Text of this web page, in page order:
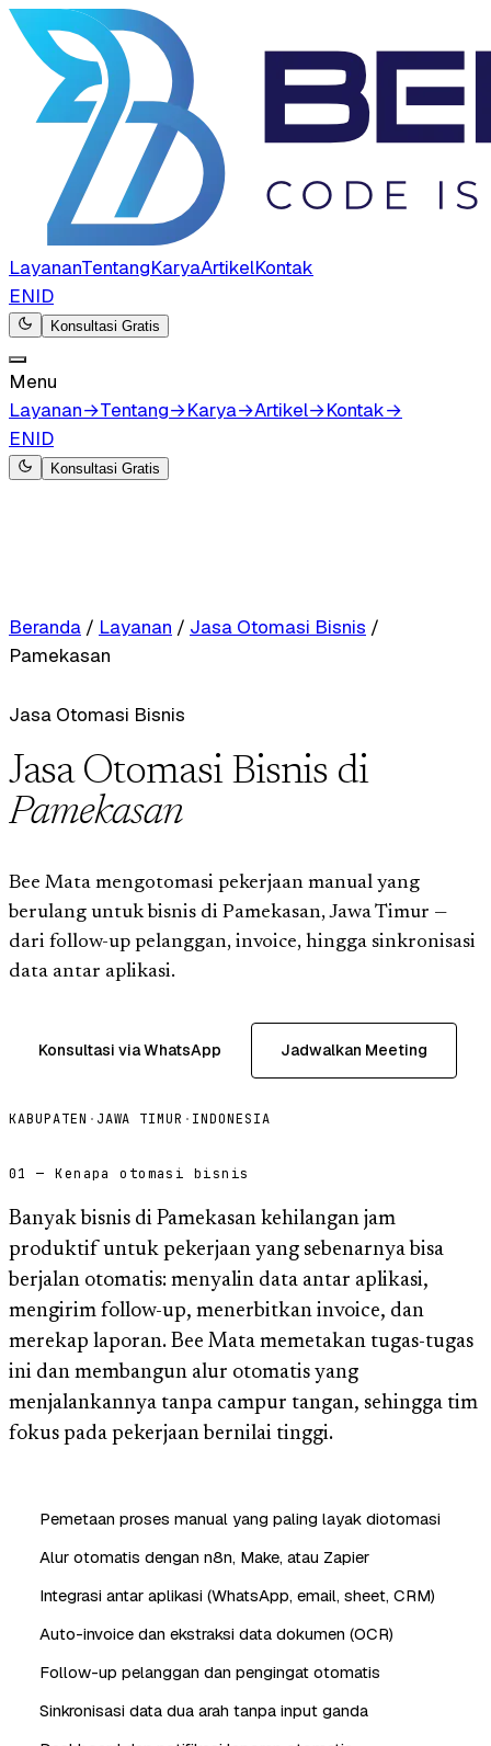
LayananTentangKaryaArtikelKontak
ENID
Konsultasi Gratis
Menu
Layanan→Tentang→Karya→Artikel→Kontak→
ENID
Konsultasi Gratis
Beranda / Layanan / Jasa Otomasi Bisnis /
Pamekasan
Jasa Otomasi Bisnis
Jasa Otomasi Bisnis di
Pamekasan
Bee Mata mengotomasi pekerjaan manual yang
berulang untuk bisnis di Pamekasan, Jawa Timur —
dari follow-up pelanggan, invoice, hingga sinkronisasi
data antar aplikasi.
Konsultasi via WhatsApp Jadwalkan Meeting
KABUPATEN · JAWA TIMUR · INDONESIA
01 — Kenapa otomasi bisnis
Banyak bisnis di Pamekasan kehilangan jam
produktif untuk pekerjaan yang sebenarnya bisa
berjalan otomatis: menyalin data antar aplikasi,
mengirim follow-up, menerbitkan invoice, dan
merekap laporan. Bee Mata memetakan tugas-tugas
ini dan membangun alur otomatis yang
menjalankannya tanpa campur tangan, sehingga tim
fokus pada pekerjaan bernilai tinggi.
Pemetaan proses manual yang paling layak diotomasi
Alur otomatis dengan n8n, Make, atau Zapier
Integrasi antar aplikasi (WhatsApp, email, sheet, CRM)
Auto-invoice dan ekstraksi data dokumen (OCR)
Follow-up pelanggan dan pengingat otomatis
Sinkronisasi data dua arah tanpa input ganda